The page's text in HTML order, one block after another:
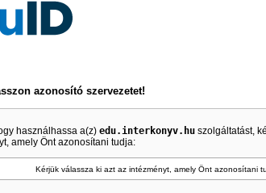
azonosító szervezetet!
használhassa a(z) edu.interkonyv.hu szolgáltatást,
amely Önt azonosítani tudja:
Kérjük válassza ki azt az intézményt, amely Önt azonosítani